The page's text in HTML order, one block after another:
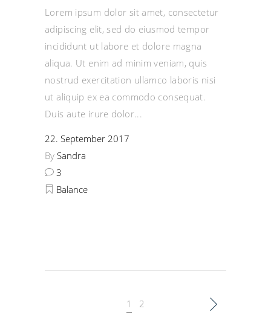
Lorem ipsum dolor sit amet, consectetur
adipiscing elit, sed do eiusmod tempor
incididunt ut labore et dolore magna
aliqua. Ut enim ad minim veniam, quis
nostrud exercitation ullamco laboris nisi
ut aliquip ex ea commodo consequat.
Duis aute irure dolor
22. September 2017
By Sandra
3
Balance
1 2